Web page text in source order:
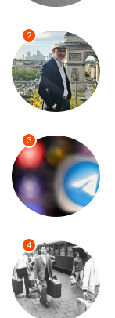
2
3
4